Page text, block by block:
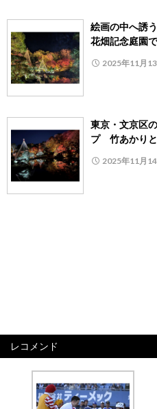
絵画の中へ誘
花畑記念庭園
2025年11月
東京・文京区
プ 竹あかり
2025年11月
レコメンド